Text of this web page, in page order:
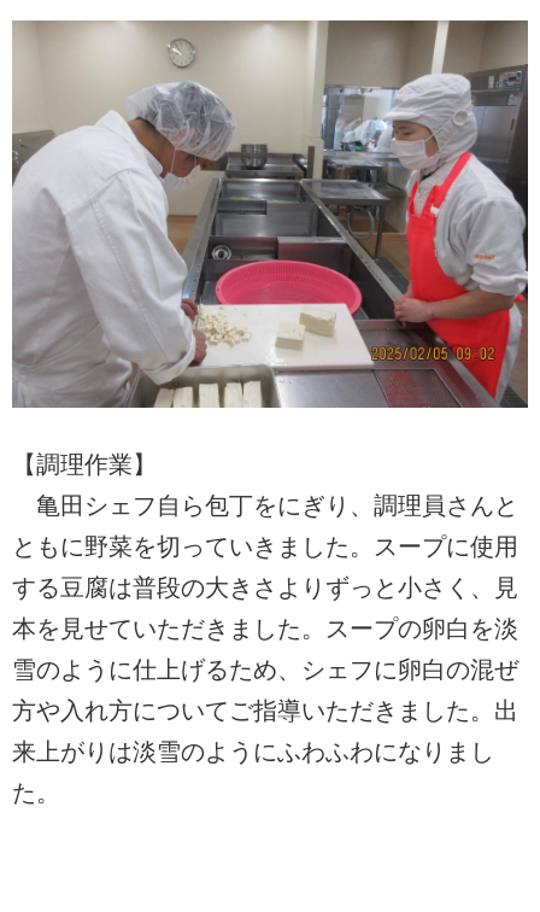
【調理作業】
亀田シェフ自ら包丁をにぎり、調理員さんと
ともに野菜を切っていきました。スープに使用
する豆腐は普段の大きさよりずっと小さく、見
本を見せていただきました。スープの卵白を淡
雪のように仕上げるため、シェフに卵白の混ぜ
方や入れ方についてご指導いただきました。出
来上がりは淡雪のようにふわふわになりまし
た。